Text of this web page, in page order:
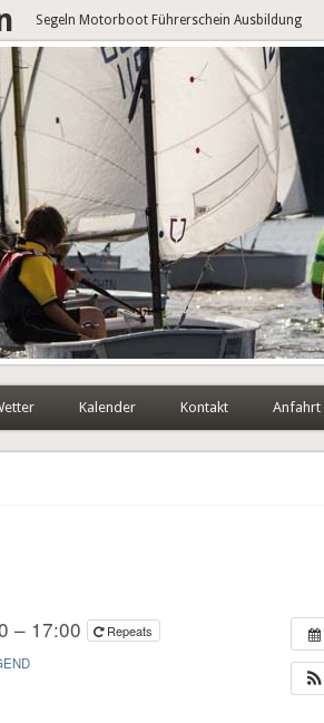
Segeln Motorboot Führerschein Ausbildung
Kalender Kontakt Anfahrt
– 17:00
Repeats